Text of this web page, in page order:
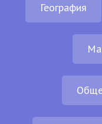
География